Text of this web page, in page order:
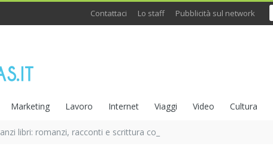
Contattaci Lo staff Pubblicità sul network
Marketing Lavoro Internet Viaggi Video Cultura
libri: romanzi, racconti e scrittura come ricerca sull’identità